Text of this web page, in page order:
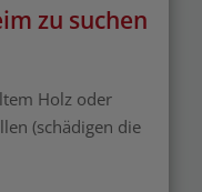
zu suchen
Holz oder
(schädigen die